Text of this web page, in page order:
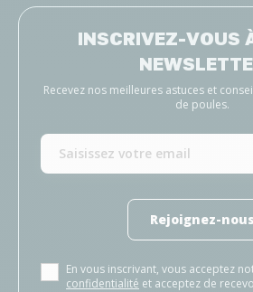
INSCRIVEZ-VOUS
Recevez nos meilleures astuces et
de poules.
Rejoignez-nous
En vous inscrivant, vous acceptez
confidentialité et acceptez de